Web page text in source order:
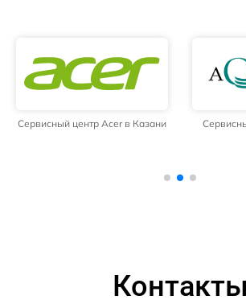
Сервисный центр Acer в Казани
Контакты